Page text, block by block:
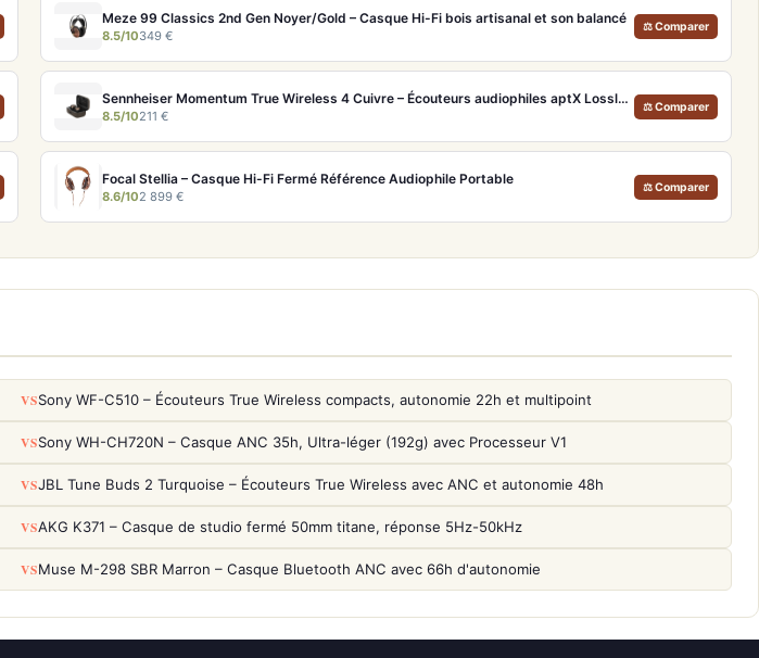
Meze 99 Classics 2nd Gen Noyer/Gold – Casque Hi-Fi bois artisanal et son balancé
8.5/10349 €
⚖ Comparer
Sennheiser Momentum True Wireless 4 Cuivre – Écouteurs audiophiles aptX Lossless et ANC adaptatif
8.5/10211 €
⚖ Comparer
Focal Stellia – Casque Hi-Fi Fermé Référence Audiophile Portable
8.6/102 899 €
⚖ Comparer
VSSony WF-C510 – Écouteurs True Wireless compacts, autonomie 22h et multipoint
VSSony WH-CH720N – Casque ANC 35h, Ultra-léger (192g) avec Processeur V1
VSJBL Tune Buds 2 Turquoise – Écouteurs True Wireless avec ANC et autonomie 48h
VSAKG K371 – Casque de studio fermé 50mm titane, réponse 5Hz-50kHz
VSMuse M-298 SBR Marron – Casque Bluetooth ANC avec 66h d'autonomie